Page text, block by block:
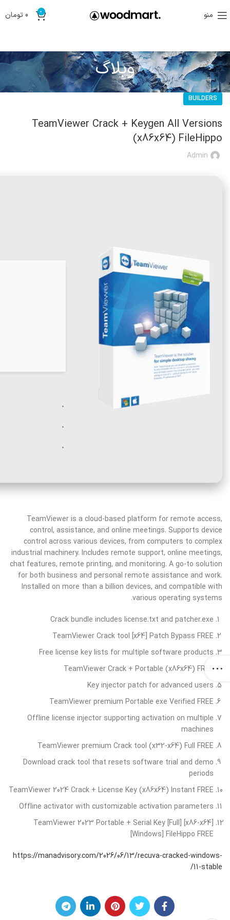
منو 0
0تومان
وبلاگ
BUILDERS
TeamViewer Crack + Keygen All Versions
(x86x64) FileHippo
Admin
TeamViewer is a cloud-based platform for remote access,
control, assistance, and online meetings. Supports device
control across various devices, from computers to complex
industrial machinery. Includes remote support, online meetings,
chat features, remote printing, and monitoring. A go-to solution
for both business and personal remote assistance and work.
Installed on more than a billion devices, and compatible with
various operating systems.
Crack bundle includes license.txt and patcher.exe
TeamViewer Crack tool [x64] Patch Bypass FREE
Free license key lists for multiple software products
TeamViewer Crack + Portable (x86x64) FREE
Key injector patch for advanced users
TeamViewer premium Portable exe Verified FREE
Offline license injector supporting activation on multiple
machines
TeamViewer premium Crack tool (x32-x64) Full FREE
Download crack tool that resets software trial and demo
periods
TeamViewer 2024 Crack + License Key (x86x64) Instant FREE
Offline activator with customizable activation parameters
TeamViewer 2023 Portable + Serial Key [Full] [x86-x64]
[Windows] FileHippo FREE
https://manadvisory.com/2026/06/13/recuva-cracked-windows-
11-stable/